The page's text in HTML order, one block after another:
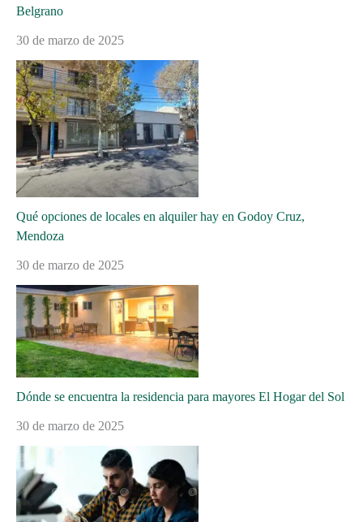
Belgrano
30 de marzo de 2025
Qué opciones de locales en alquiler hay en Godoy Cruz,
Mendoza
30 de marzo de 2025
Dónde se encuentra la residencia para mayores El Hogar del Sol
30 de marzo de 2025